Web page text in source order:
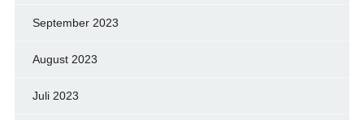
September 2023
August 2023
Juli 2023